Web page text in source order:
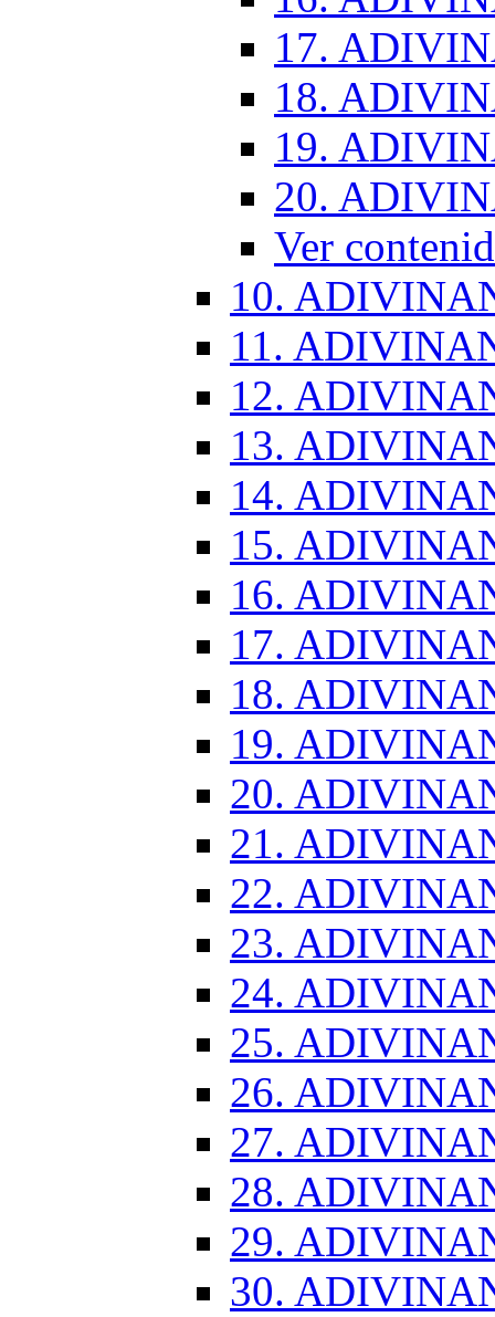
17.
18.
19.
20.
Ver
10.
11.
12.
13.
14.
15.
16.
17.
18.
19.
20.
21.
22.
23.
24.
25.
26.
27.
28.
29.
30.